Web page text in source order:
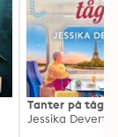
Tanter på tåg
Jessika Devert